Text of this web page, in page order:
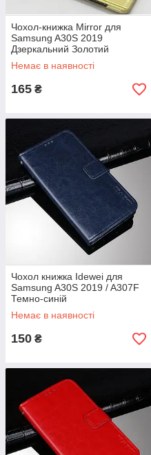
Чохол-книжка Mirror для
Samsung A30S 2019
Дзеркальний Золотий
Немає в наявності
165 ₴
Чохол книжка Idewei для
Samsung A30S 2019 / A307F
Темно-синій
Немає в наявності
150 ₴